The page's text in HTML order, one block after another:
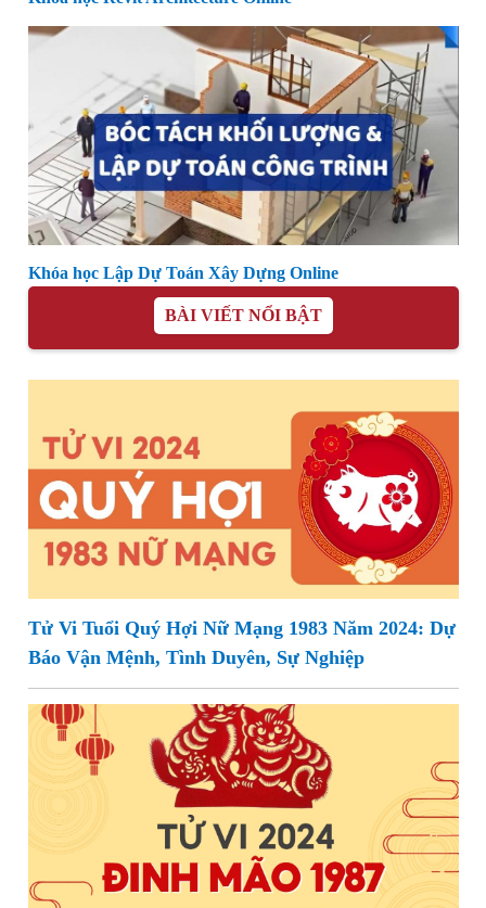
Khóa học Lập Dự Toán Xây Dựng Online
BÀI VIẾT NỔI BẬT
Tử Vi Tuổi Quý Hợi Nữ Mạng 1983 Năm 2024: Dự
Báo Vận Mệnh, Tình Duyên, Sự Nghiệp